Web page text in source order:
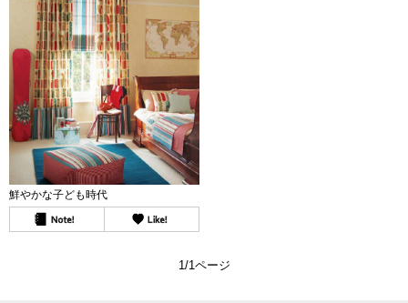
鮮やかな子ども時代
1/1ページ